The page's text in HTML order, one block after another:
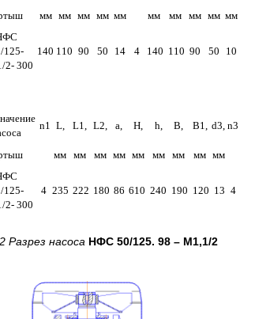
мм мм мм мм мм мм мм мм мм мм
125-
/2- 300
140 110 90 50 14 4 140 110 90 50 10
n1 L, L1, L2, а, Н, h, В, В1, d3, n3
мм мм мм мм мм мм мм мм мм
125-
2- 300
4 235 222 180 86 610 240 190 120 13 4
Разрез насоса НФС 50/125. 98 – М1,1/2